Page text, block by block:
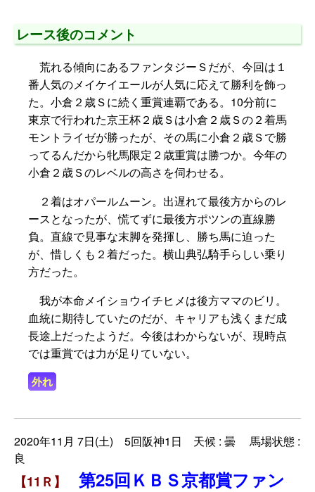
レース後のコメント
荒れる傾向にあるファンタジーＳだが、今回は１
番人気のメイケイエールが人気に応えて勝利を飾っ
た。小倉２歳Ｓに続く重賞連覇である。10分前に
東京で行われた京王杯２歳Ｓは小倉２歳Ｓの２着馬
モントライゼが勝ったが、その馬に小倉２歳Ｓで勝
ってるんだから牝馬限定２歳重賞は勝つか。今年の
小倉２歳Ｓのレベルの高さを伺わせる。
２着はオパールムーン。出遅れて最後方からのレ
ースとなったが、慌てずに最後方ポツンの直線勝
負。直線で見事な末脚を発揮し、勝ち馬に迫った
が、惜しくも２着だった。横山典弘騎手らしい乗り
方だった。
我が本命メイショウイチヒメは後方ママのビリ。
血統に期待していたのだが、キャリアも浅くまだ成
長途上だったようだ。今後はわからないが、現時点
では重賞では力が足りていない。
外れ
2020年11月 7日(土) 5回阪神1日 天候 : 曇 馬場状態 :
良
【11Ｒ】 第25回ＫＢＳ京都賞ファン